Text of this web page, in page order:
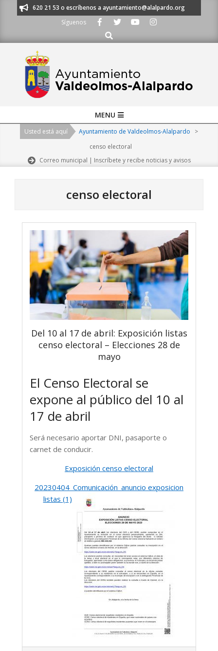
al 91 620 21 53 o escríbenos a ayuntamiento@alalpardo.org
Síguenos
Buscar
Navigation
MENU
Usted está aquí Ayuntamiento de Valdeolmos-Alalpardo
>
censo electoral
Correo municipal | Inscríbete y recibe noticias y avisos
censo electoral
Del 10 al 17 de abril: Exposición listas
censo electoral – Elecciones 28 de
mayo
El Censo Electoral se
expone al público del 10 al
17 de abril
Será necesario aportar DNI, pasaporte o
carnet de conducir.
Exposición censo electoral
20230404_Comunicación_anuncio exposicion
listas (1)